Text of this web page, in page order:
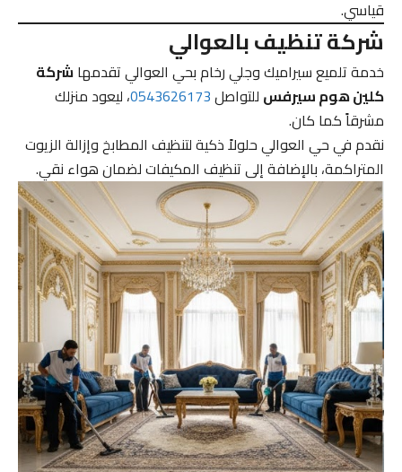
قياسي.
شركة تنظيف بالعوالي
خدمة تلميع سيراميك وجلي رخام بحي العوالي تقدمهاشركة
كلين هوم سيرفسللتواصل0543626173، ليعود منزلك
مشرقاً كما كان.
نقدم في حي العوالي حلولاً ذكية لتنظيف المطابخ وإزالة الزيوت
المتراكمة، بالإضافة إلى تنظيف المكيفات لضمان هواء نقي.